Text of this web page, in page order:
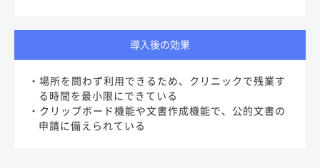
導入後の効果
・場所を問わず利用できるため、クリニックで残業す
る時間を最小限にできている
・クリップボード機能や文書作成機能で、公的文書の
申請に備えられている